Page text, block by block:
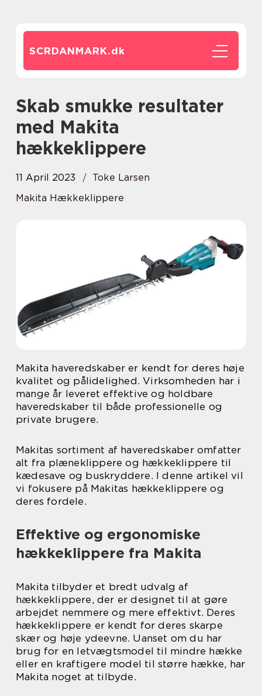
SCRDANMARK.dk
Skab smukke resultater
med Makita
hækkeklippere
11 April 2023
Toke Larsen
Makita Hækkeklippere
Makita haveredskaber er kendt for deres høje
kvalitet og pålidelighed. Virksomheden har i
mange år leveret effektive og holdbare
haveredskaber til både professionelle og
private brugere.
Makitas sortiment af haveredskaber omfatter
alt fra plæneklippere og hækkeklippere til
kædesave og buskryddere. I denne artikel vil
vi fokusere på Makitas hækkeklippere og
deres fordele.
Effektive og ergonomiske
hækkeklippere fra Makita
Makita tilbyder et bredt udvalg af
hækkeklippere, der er designet til at gøre
arbejdet nemmere og mere effektivt. Deres
hækkeklippere er kendt for deres skarpe
skær og høje ydeevne. Uanset om du har
brug for en letvægtsmodel til mindre hække
eller en kraftigere model til større hække, har
Makita noget at tilbyde.